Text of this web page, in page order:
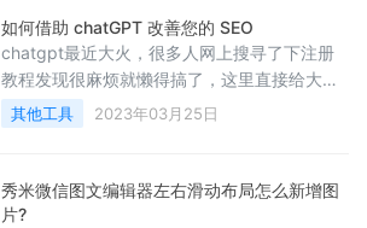
如何借助 chatGPT 改善您的 SEO
chatgpt最近大火，很多人网上搜寻了下注册
教程发现很麻烦就懒得搞了，这里直接给大家
分享一个购买账号的渠道，直接帮助你完成注
册，是chatgpt全新账号，可以直接登录
其他工具 2023年03月25日
秀米微信图文编辑器左右滑动布局怎么新增图
片?